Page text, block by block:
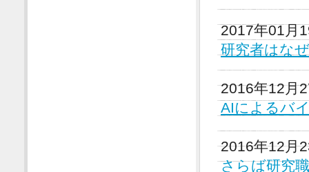
2017年01月
研究者はな
2016年12月
AIによるバ
2016年12月
さらば研究職